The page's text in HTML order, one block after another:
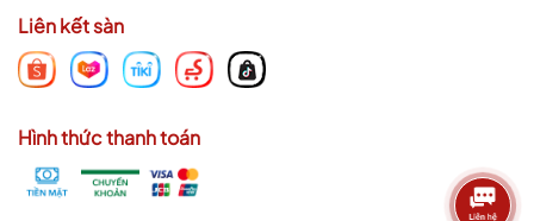
Liên kết sàn
Hình thức thanh toán